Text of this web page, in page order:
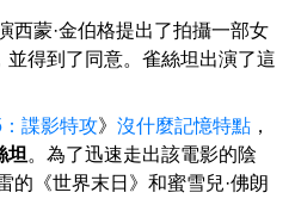
西蒙·金伯格提出了拍攝一部女
並得到了同意。雀絲坦出演了這
諜影特攻》 沒什麼記憶特點 ，
坦 。為了迅速走出該電影的陰
的《世界末日》和蜜雪兒·佛朗